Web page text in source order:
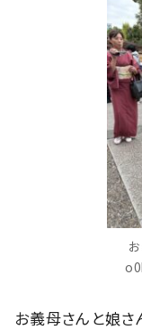
お義母さんと娘さ